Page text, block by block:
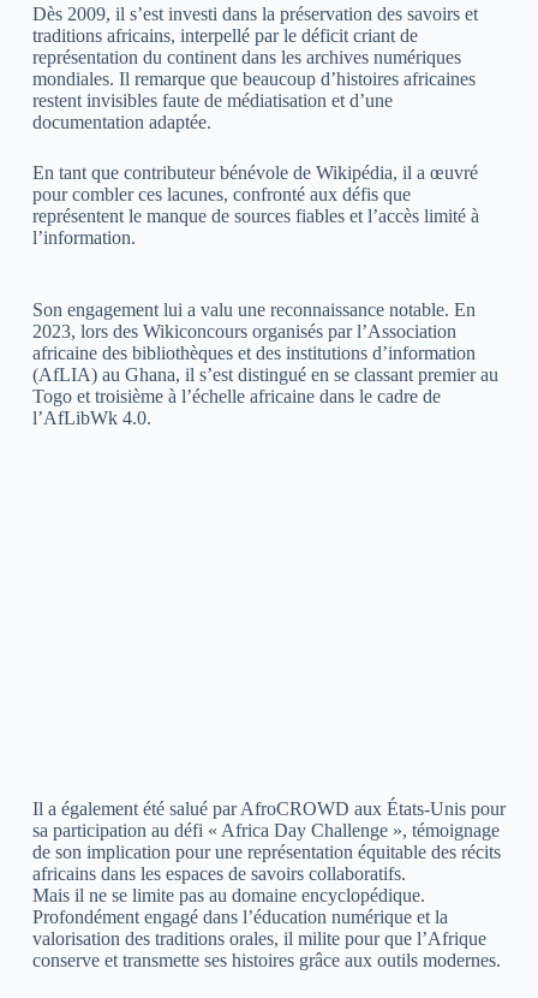
Dès 2009, il s’est investi dans la préservation des savoirs et
traditions africains, interpellé par le déficit criant de
représentation du continent dans les archives numériques
mondiales. Il remarque que beaucoup d’histoires africaines
restent invisibles faute de médiatisation et d’une
documentation adaptée.
En tant que contributeur bénévole de Wikipédia, il a œuvré
pour combler ces lacunes, confronté aux défis que
représentent le manque de sources fiables et l’accès limité à
l’information.
Son engagement lui a valu une reconnaissance notable. En
2023, lors des Wikiconcours organisés par l’Association
africaine des bibliothèques et des institutions d’information
(AfLIA) au Ghana, il s’est distingué en se classant premier au
Togo et troisième à l’échelle africaine dans le cadre de
l’AfLibWk 4.0.
Il a également été salué par AfroCROWD aux États-Unis pour
sa participation au défi « Africa Day Challenge », témoignage
de son implication pour une représentation équitable des récits
africains dans les espaces de savoirs collaboratifs.
Mais il ne se limite pas au domaine encyclopédique.
Profondément engagé dans l’éducation numérique et la
valorisation des traditions orales, il milite pour que l’Afrique
conserve et transmette ses histoires grâce aux outils modernes.